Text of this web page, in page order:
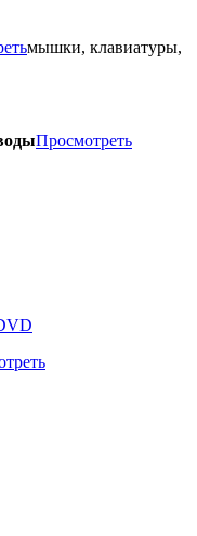
мышки, клавиатуры,
Просмотреть